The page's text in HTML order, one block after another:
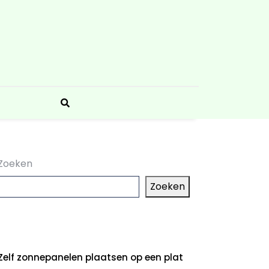
Zoeken
zonnepanelen plaatsen op een plat